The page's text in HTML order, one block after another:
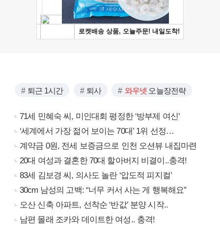
퇴근 1시간 퇴사 와우넷 오늘장전략
71세 민혜숙 씨, 미인대회 평정한 ‘방부제 여신’
‘세계에서 가장 젊어 보이는 70대’ 1위 선정…
계약금 0원, 전세 보증금으로 인천 오션뷰 내집마련
20대 여성과 결혼한 70대 할아버지 비결이..충격!
83세 김보경 씨, 의사도 놀란 ‘압도적 피지컬’
30cm 남성의 고백: “너무 커서 사는 게 행복해요”
오산 신축 아파트, 선착순 ‘반값’ 분양 시작..
남편 몰래 조카와 데이트한 여성.. 충격!